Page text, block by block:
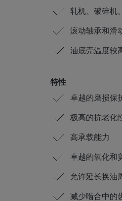
轧机、破碎机
滚动轴承和滑
油底壳温度较
特性
卓越的磨损保
极高的抗老化
高承载能力
卓越的氧化和
允许延长换油
减少啮合中的